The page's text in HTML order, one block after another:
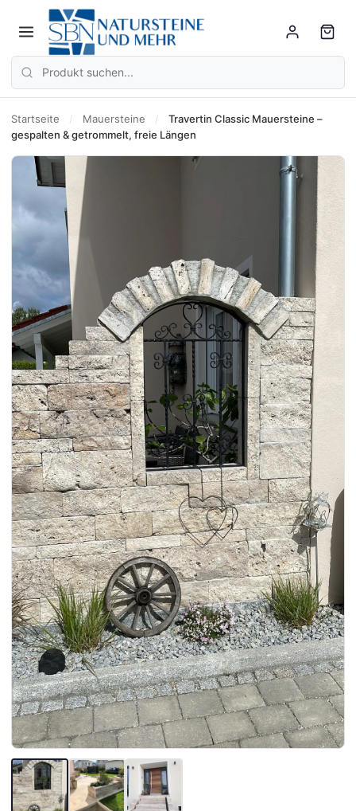
Startseite / Mauersteine /
Travertin Classic Mauersteine –
gespalten & getrommelt, freie Längen